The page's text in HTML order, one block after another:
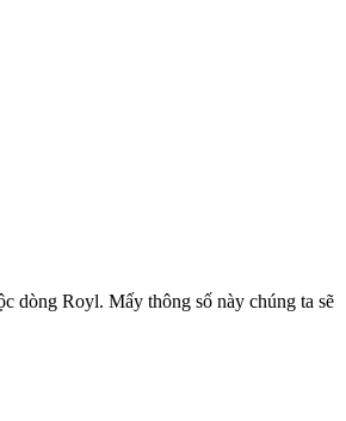
dòng Royl. Mấy thông số này chúng ta sẽ